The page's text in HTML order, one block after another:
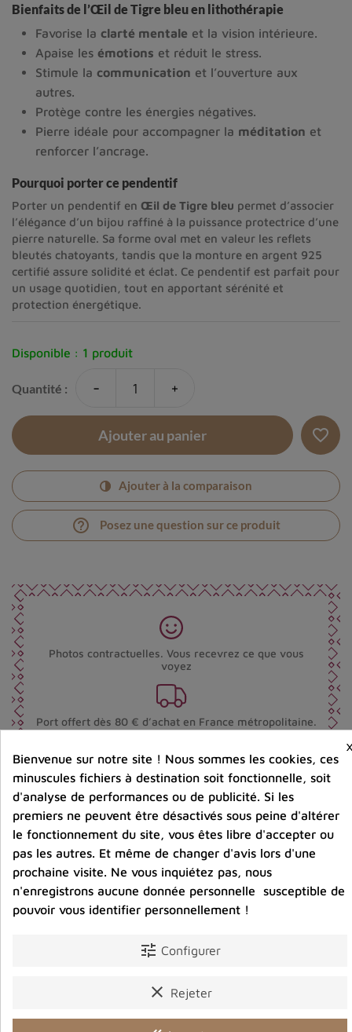
Bienfaits de l’Œil de Tigre bleu en lithothérapie
Favorise la clarté mentale et la vision intérieure.
Apaise les émotions et réduit le stress.
Stimule la communication et l’ouverture aux
autres.
Protège contre les énergies négatives.
Pierre idéale pour accompagner la méditation et
renforcer l’ancrage.
Pourquoi porter ce pendentif
Porter un pendentif en Œil de Tigre bleu permet d’associer
l’élégance d’un bijou raffiné à la puissance protectrice d’une
pierre naturelle. Sa forme oval met en valeur les reflets
bleutés chatoyants, tandis que la monture en argent 925
certifié assure solidité et éclat. Ce pendentif est parfait pour
un usage quotidien, tout en apportant sérénité et
protection énergétique.
Disponible : 1 produit
Quantité : - +
Ajouter au panier favorite_border
Ajouter à la comparaison
help_outline Posez une question sur ce produit
Photos contractuelles. Vous recevrez ce que vous
voyez
Port offert dès 80 € d’achat en France métropolitaine.
100 € pour la Belgique
Entreprise éco-responsable.
Bijoux argent fabriqués sans émission de gaz
carbonique
Partager :
Bienvenue sur notre site ! Nous sommes les cookies, ces
minuscules fichiers à destination soit fonctionnelle, soit
d'analyse de performances ou de publicité. Si les
premiers ne peuvent être désactivés sous peine d'altérer
le fonctionnement du site, vous êtes libre d'accepter ou
pas les autres. Et même de changer d'avis lors d'une
prochaine visite. Ne vous inquiétez pas, nous
n'enregistrons aucune donnée personnelle susceptible de
pouvoir vous identifier personnellement !
tune Configurer
clear Rejeter